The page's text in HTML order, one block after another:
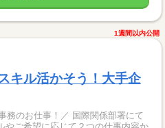
1週間以内公開
キル活かそう！大手企
／ 国際関係部署にて